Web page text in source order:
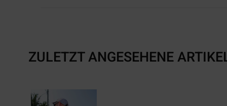
ZULETZT ANGESEHENE